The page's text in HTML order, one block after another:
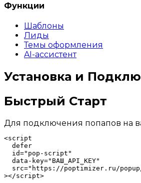
Функции
Шаблоны
Лиды
Темы оформления
AI-ассистент
Установка и
Быстрый Старт
Для подключения попапов на
<script
  defer
  id="pop-script"
  data-key="ВАШ_API_KEY"
src="https://poptimizer.ru/